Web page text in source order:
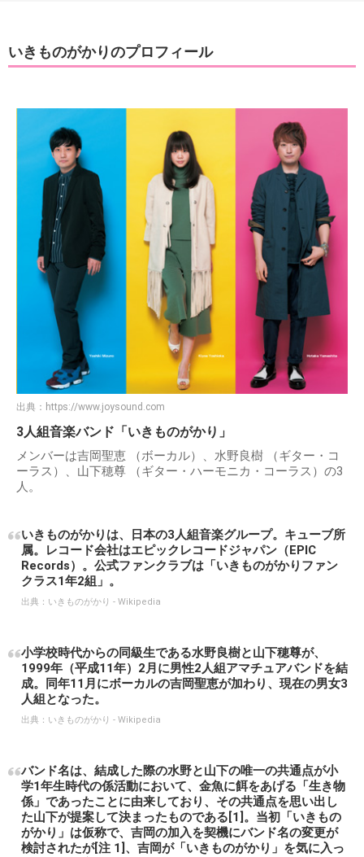
いきものがかりのプロフィール
出典： https://www.joysound.com
3人組音楽バンド「いきものがかり」
メンバーは吉岡聖恵 （ボーカル）、水野良樹 （ギター・コ
ーラス）、山下穂尊 （ギター・ハーモニカ・コーラス）の3
人。
いきものがかりは、日本の3人組音楽グループ。キューブ所
属。レコード会社はエピックレコードジャパン（EPIC
Records）。公式ファンクラブは「いきものがかりファン
クラス1年2組」。
出典： いきものがかり - Wikipedia
小学校時代からの同級生である水野良樹と山下穂尊が、
1999年（平成11年）2月に男性2人組アマチュアバンドを結
成。同年11月にボーカルの吉岡聖恵が加わり、現在の男女3
人組となった。
出典： いきものがかり - Wikipedia
バンド名は、結成した際の水野と山下の唯一の共通点が小
学1年生時代の係活動において、金魚に餌をあげる「生き物
係」であったことに由来しており、その共通点を思い出し
た山下が提案して決まったものである[1]。当初「いきもの
がかり」は仮称で、吉岡の加入を契機にバンド名の変更が
検討されたが[注 1]、吉岡が「いきものがかり」を気に入っ